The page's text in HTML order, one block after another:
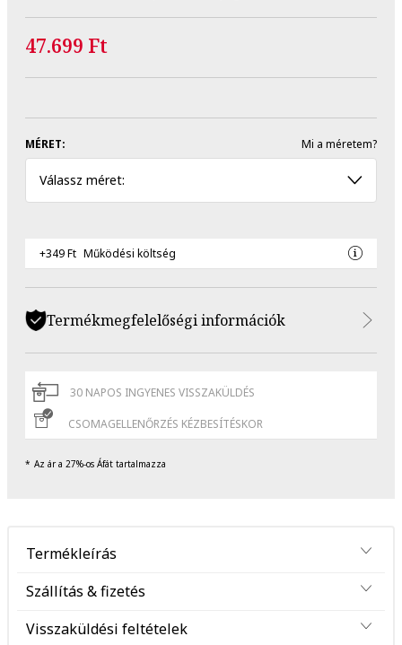
47.699 Ft
MÉRET: Mi a méretem?
Válassz méret:
+349 Ft Működési költség
Termékmegfelelőségi információk
30 NAPOS INGYENES VISSZAKÜLDÉS
CSOMAGELLENŐRZÉS KÉZBESÍTÉSKOR
Az ár a 27%-os Áfát tartalmazza
Termékleírás
Szállítás & fizetés
Visszaküldési feltételek